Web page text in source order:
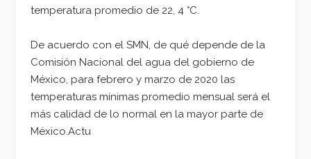
temperatura promedio de 22, 4 °C.
De acuerdo con el SMN, de qué depende de la
Comisión Nacional del agua del gobierno de
México, para febrero y marzo de 2020 las
temperaturas mínimas promedio mensual será el
más calidad de lo normal en la mayor parte de
México.Actu